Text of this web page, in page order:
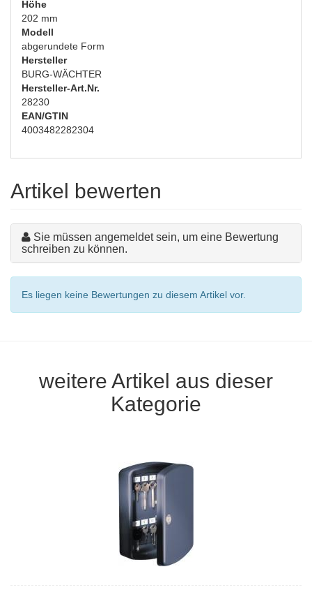
Höhe
202 mm
Modell
abgerundete Form
Hersteller
BURG-WÄCHTER
Hersteller-Art.Nr.
28230
EAN/GTIN
4003482282304
Artikel bewerten
Sie müssen angemeldet sein, um eine Bewertung
schreiben zu können.
Es liegen keine Bewertungen zu diesem Artikel vor.
weitere Artikel aus dieser
Kategorie